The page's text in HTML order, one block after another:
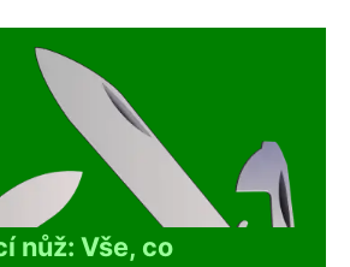
nůž: Vše, co